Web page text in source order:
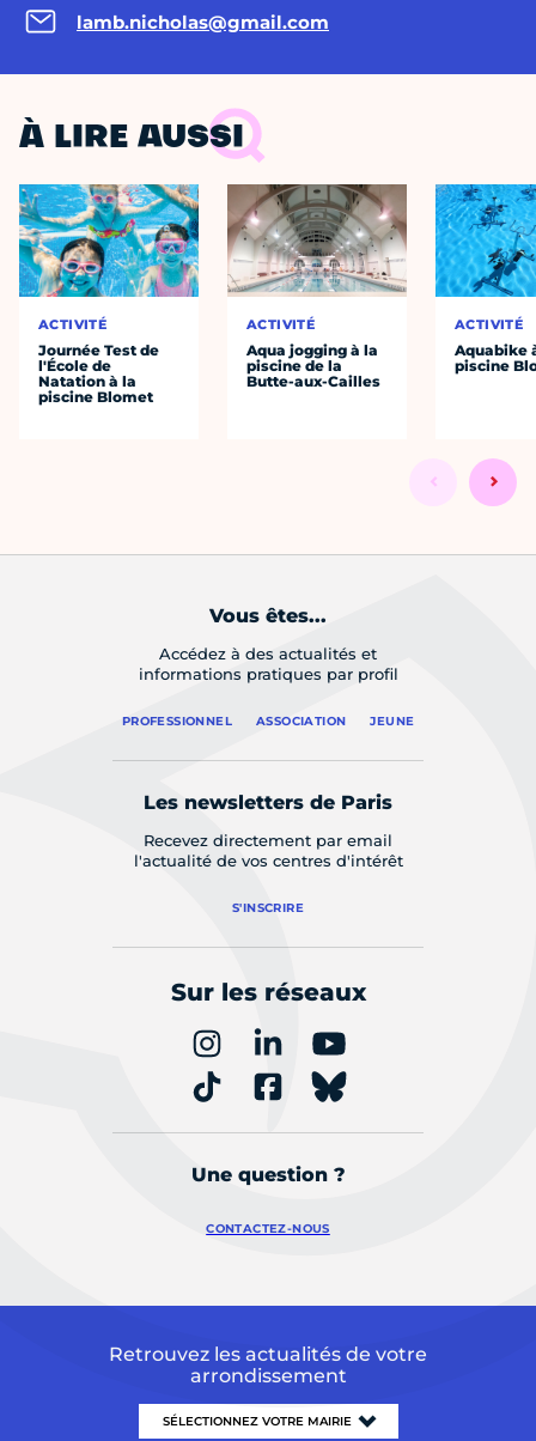
lamb.nicholas@gmail.com
À LIRE AUSSI
ACTIVITÉ
Journée Test de
l'École de
Natation à la
piscine Blomet
ACTIVITÉ
Aqua jogging à la
piscine de la
Butte-aux-Cailles
ACTIVITÉ
Aquabike
piscine
Vous êtes...
Accédez à des actualités et
informations pratiques par profil
PROFESSIONNEL ASSOCIATION JEUNE
Les newsletters de Paris
Recevez directement par email
l'actualité de vos centres d'intérêt
S'INSCRIRE
Sur les réseaux
Une question ?
CONTACTEZ-NOUS
Retrouvez les actualités de votre
arrondissement